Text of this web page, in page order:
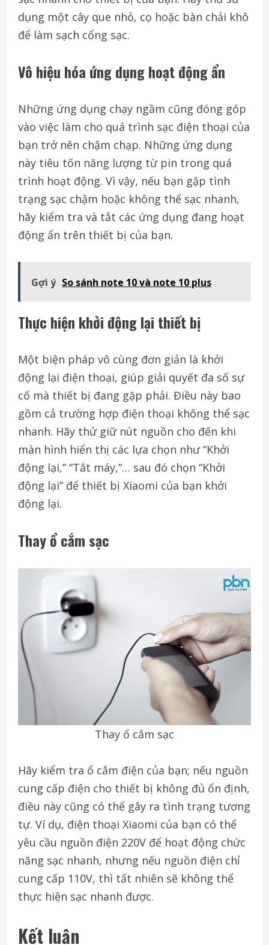
dụng một cây que nhỏ, cọ hoặc bàn chải khô
để làm sạch cổng sạc.
Vô hiệu hóa ứng dụng hoạt động ẩn
Những ứng dụng chạy ngầm cũng đóng góp
vào việc làm cho quá trình sạc điện thoại của
bạn trở nên chậm chạp. Những ứng dụng
này tiêu tốn năng lượng từ pin trong quá
trình hoạt động. Vì vậy, nếu bạn gặp tình
trạng sạc chậm hoặc không thể sạc nhanh,
hãy kiểm tra và tắt các ứng dụng đang hoạt
động ẩn trên thiết bị của bạn.
Gợi ý So sánh note 10 và note 10 plus
Thực hiện khởi động lại thiết bị
Một biện pháp vô cùng đơn giản là khởi
động lại điện thoại, giúp giải quyết đa số sự
cố mà thiết bị đang gặp phải. Điều này bao
gồm cả trường hợp điện thoại không thể sạc
nhanh. Hãy thử giữ nút nguồn cho đến khi
màn hình hiển thị các lựa chọn như “Khởi
động lại,” “Tắt máy,”… sau đó chọn “Khởi
động lại” để thiết bị Xiaomi của bạn khởi
động lại.
Thay ổ cắm sạc
Thay ổ cắm sạc
Hãy kiểm tra ổ cắm điện của bạn; nếu nguồn
cung cấp điện cho thiết bị không đủ ổn định,
điều này cũng có thể gây ra tình trạng tương
tự. Ví dụ, điện thoại Xiaomi của bạn có thể
yêu cầu nguồn điện 220V để hoạt động chức
năng sạc nhanh, nhưng nếu nguồn điện chỉ
cung cấp 110V, thì tất nhiên sẽ không thể
thực hiện sạc nhanh được.
Kết luận